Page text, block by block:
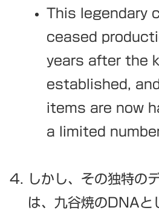
This legendary
ceased
years after the
established,
items are now
a limited
しかし、その独特の
は、九谷焼のDNAと